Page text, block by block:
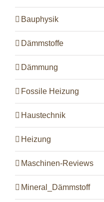
Bauphysik
Dämmstoffe
Dämmung
Fossile Heizung
Haustechnik
Heizung
Maschinen-Reviews
Mineral_Dämmstoff